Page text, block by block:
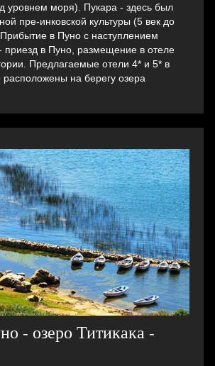
уровнем моря). Пукара - здесь был
пре-инковской культуры (5 век до
в Пуно с наступлением
приезд в Пуно, размещение в отеле
Предлагаемые отели 4* и 5* в
расположены на берегу озера
- озеро Титикака -